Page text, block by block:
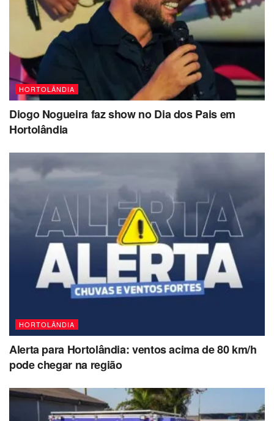
HORTOLÂNDIA
Diogo Nogueira faz show no Dia dos Pais em
Hortolândia
HORTOLÂNDIA
Alerta para Hortolândia: ventos acima de 80 km/h
pode chegar na região